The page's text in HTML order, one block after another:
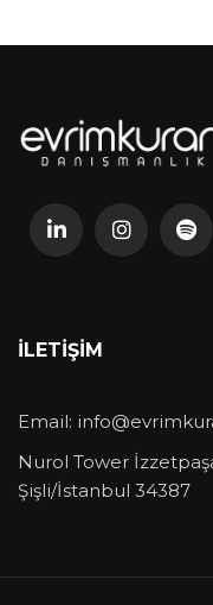
İLETIŞIM
Email:
Nurol Tower
Şişli/İstanbul 34387